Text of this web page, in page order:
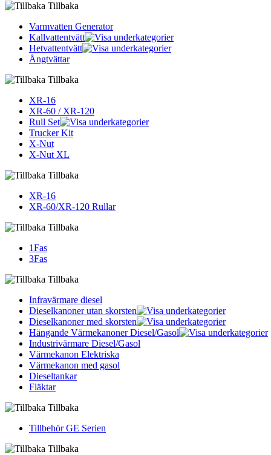
Tillbaka
Varmvatten Generator
Kallvattentvätt
Hetvattentvätt
Ångtvättar
Tillbaka
XR-16
XR-60 / XR-120
Rull Set
Trucker Kit
X-Nut
X-Nut XL
Tillbaka
XR-16
XR-60/XR-120 Rullar
Tillbaka
1Fas
3Fas
Tillbaka
Infravärmare diesel
Dieselkanoner utan skorsten
Dieselkanoner med skorsten
Hängande Värmekanoner Diesel/Gasol
Industrivärmare Diesel/Gasol
Värmekanon Elektriska
Värmekanon med gasol
Dieseltankar
Fläktar
Tillbaka
Tillbehör GE Serien
Tillbaka